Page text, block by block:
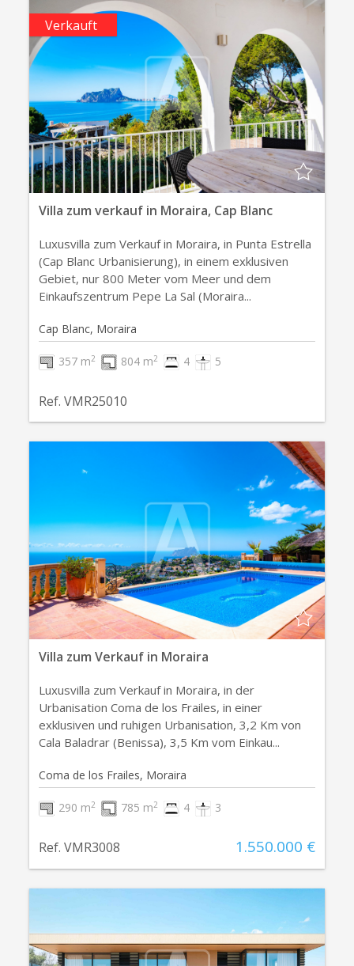
Verkauft
Villa zum verkauf in Moraira, Cap Blanc
Luxusvilla zum Verkauf in Moraira, in Punta Estrella
(Cap Blanc Urbanisierung), in einem exklusiven
Gebiet, nur 800 Meter vom Meer und dem
Einkaufszentrum Pepe La Sal (Moraira...
Cap Blanc, Moraira
357 m2 804 m2 4 5
Ref. VMR25010
Villa zum Verkauf in Moraira
Luxusvilla zum Verkauf in Moraira, in der
Urbanisation Coma de los Frailes, in einer
exklusiven und ruhigen Urbanisation, 3,2 Km von
Cala Baladrar (Benissa), 3,5 Km vom Einkau...
Coma de los Frailes, Moraira
290 m2 785 m2 4 3
Ref. VMR3008 1.550.000 €